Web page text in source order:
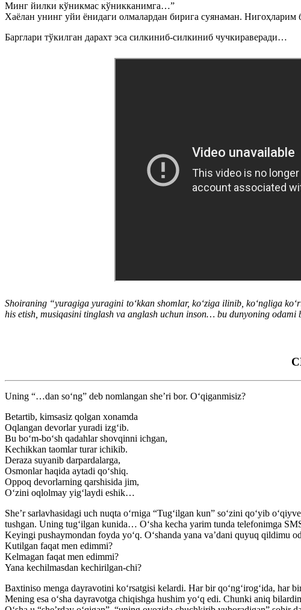
Минг йилки кўникмас кўникканимга…”
Хаёлан унинг уйи ёнидаги олмалардан бирига суянаман.
Барглари тўкилган дарахт эса силкиниб-силкиниб чучкираверади…
Shoiraning “yuragiga yuragini to‘kkan shomlar, ko‘ziga ilinib, ko‘ngliga
his etish, musiqasini tinglash va anglash uchun inson… bu dunyoning odami
Uning “…dan so‘ng” deb nomlangan she’ri bor. O‘qiganmisiz?
Betartib, kimsasiz qolgan xonamda
Oqlangan devorlar yuradi izg‘ib.
Bu bo‘m-bo‘sh qadahlar shovqinni ichgan,
Kechikkan taomlar turar ichikib.
Deraza suyanib darpardalarga,
Osmonlar haqida aytadi qo‘shiq.
Oppoq devorlarning qarshisida jim,
O‘zini oqlolmay yig‘laydi eshik…
She’r sarlavhasidagi uch nuqta o‘rniga “Tug‘ilgan kun” so‘zini qo‘yib
tushgan. Uning tug‘ilgan kunida… O‘sha kecha yarim tunda telefonimga
Keyingi pushaymondan foyda yo‘q. O‘shanda yana va’dani quyuq
Kutilgan faqat men edimmi?
Kelmagan faqat men edimmi?
Yana kechilmasdan kechirilgan-chi?
Baxtiniso menga dayravotini ko‘rsatgisi kelardi. Har bir qo‘ng‘irog‘ida, har
Mening esa o‘sha dayravotga chiqishga hushim yo‘q edi. Chunki aniq